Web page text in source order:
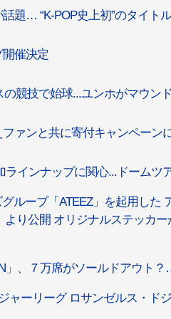
題… “K-POP史上初”のタイト
開催決定
の競技で始球...ユンホがマウン
ファンと共に寄付キャンペーン
ラインナップに関心...ドーム
ループ「ATEEZ」を起用した
より公開 オリジナルステッカ
」、７万席がソールドアウト
ャーリーグ ロサンゼルス・ド